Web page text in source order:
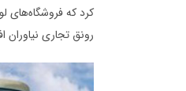
کرد که فروشگاه‌های
رونق تجاری نیاوران